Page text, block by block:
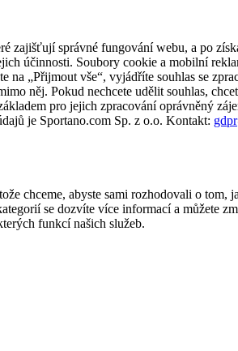
zajišťují správné fungování webu, a po
účinnosti. Soubory cookie a mobilní
„Přijmout vše“, vyjádříte souhlas se
něj. Pokud nechcete udělit souhlas,
pro jejich zpracování oprávněný
je Sportano.com Sp. z o.o. Kontakt:
chceme, abyste sami rozhodovali o tom,
se dozvíte více informací a můžete
funkcí našich služeb.